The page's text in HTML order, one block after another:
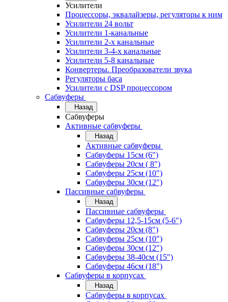
Усилители
Процессоры, эквалайзеры, регуляторы к ним
Усилители 24 вольт
Усилители 1-канальные
Усилители 2-х канальные
Усилители 3-4-х канальные
Усилители 5-8 канальные
Конвертеры. Преобразователи звука
Регуляторы баса
Усилители с DSP процессором
Сабвуферы
Назад
Сабвуферы
Активные сабвуферы
Назад
Активные сабвуферы
Сабвуферы 15см (6")
Сабвуферы 20см ( 8")
Сабвуферы 25см (10")
Сабвуферы 30см (12")
Пассивные сабвуферы
Назад
Пассивные сабвуферы
Сабвуферы 12,5-15см (5-6")
Сабвуферы 20см (8")
Сабвуферы 25см (10")
Сабвуферы 30см (12")
Сабвуферы 38-40см (15")
Сабвуферы 46см (18")
Сабвуферы в корпусах
Назад
Сабвуферы в корпусах